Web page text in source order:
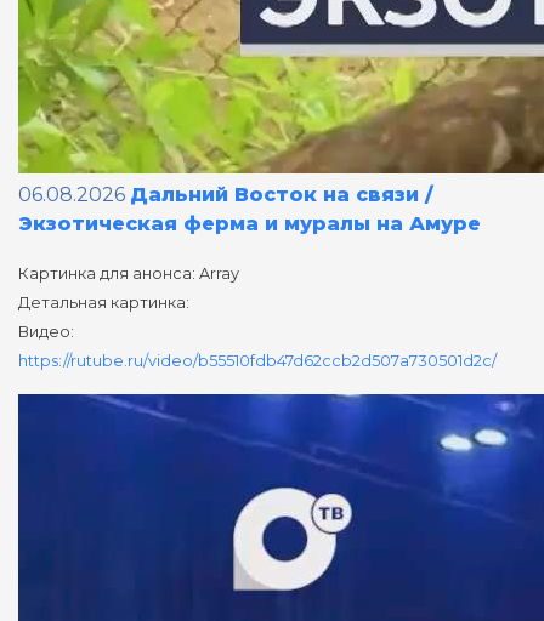
06.08.2026 Дальний Восток на связи /
Экзотическая ферма и муралы на Амуре
Картинка для анонса: Array
Детальная картинка:
Видео:
https://rutube.ru/video/b55510fdb47d62ccb2d507a730501d2c/